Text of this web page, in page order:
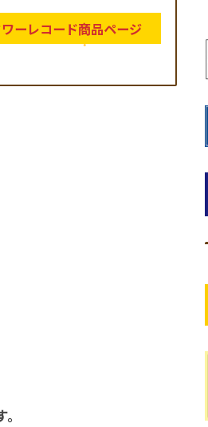
ーレコード商品ページ